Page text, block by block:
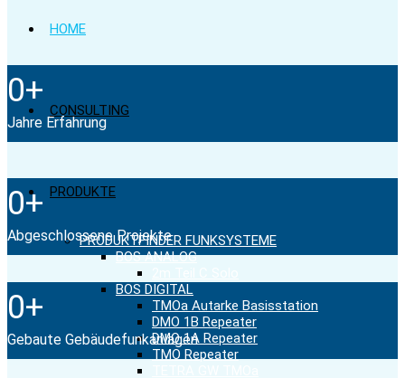
HOME
CONSULTING
PRODUKTE
PRODUKTFINDER FUNKSYSTEME
BOS ANALOG
BOS DIGITAL
TMOa Autarke Basisstation
DMO 1B Repeater
DMO 1A Repeater
TMO Repeater
0+
Jahre Erfahrung
0+
Abgeschlossene Projekte
0+
Gebaute Gebäudefunkanlagen